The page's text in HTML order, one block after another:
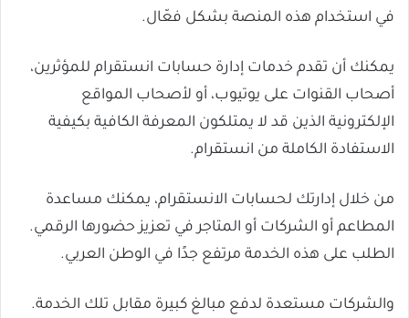
في استخدام هذه المنصة بشكل فعّال.
يمكنك أن تقدم خدمات إدارة حسابات انستقرام للمؤثرين،
أصحاب القنوات على يوتيوب، أو لأصحاب المواقع
الإلكترونية الذين قد لا يمتلكون المعرفة الكافية بكيفية
الاستفادة الكاملة من انستقرام.
من خلال إدارتك لحسابات الانستقرام، يمكنك مساعدة
المطاعم أو الشركات أو المتاجر في تعزيز حضورها الرقمي.
الطلب على هذه الخدمة مرتفع جدًا في الوطن العربي.
والشركات مستعدة لدفع مبالغ كبيرة مقابل تلك الخدمة.